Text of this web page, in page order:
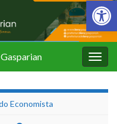
Barra de
Economista